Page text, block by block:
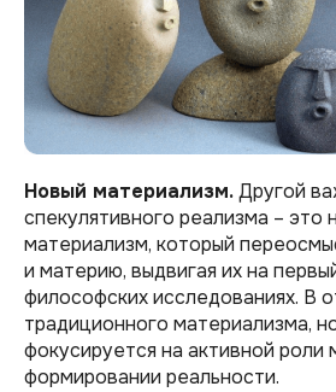
Новый материализм.Другой
спекулятивного реализма – это
материализм, который
и материю, выдвигая их на
философских исследованиях. В
традиционного материализма,
фокусируется на активной роли
формировании реальности.